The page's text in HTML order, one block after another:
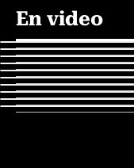
En video